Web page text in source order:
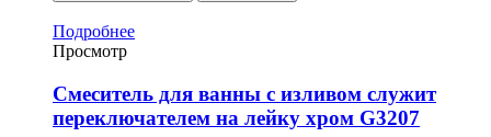
Подробнее
Просмотр
Смеситель для ванны с изливом служит
переключателем на лейку хром G3207